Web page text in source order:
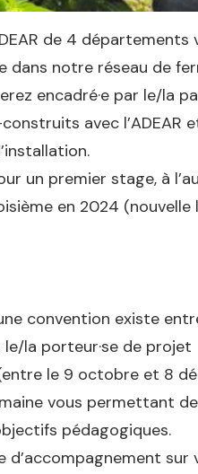
de 4 départements
dans notre réseau de
encadré·e par le/la
avec l’ADEAR
un premier stage, à
en 2024
convention existe
la porteur·se de projet
le 9 octobre et 8
vous permettant
pédagogiques.
d’accompagnement